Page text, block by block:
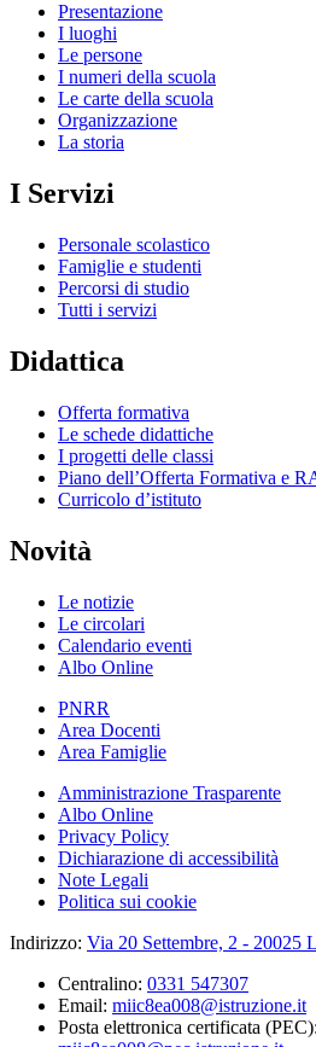
Presentazione
I luoghi
Le persone
I numeri della scuola
Le carte della scuola
Organizzazione
La storia
I Servizi
Personale scolastico
Famiglie e studenti
Percorsi di studio
Tutti i servizi
Didattica
Offerta formativa
Le schede didattiche
I progetti delle classi
Piano dell’Offerta Formativa e
Curricolo d’istituto
Novità
Le notizie
Le circolari
Calendario eventi
Albo Online
PNRR
Area Docenti
Area Famiglie
Amministrazione Trasparente
Albo Online
Privacy Policy
Dichiarazione di accessibilità
Note Legali
Politica sui cookie
Indirizzo: Via 20 Settembre, 2 - 20025
Centralino: 0331 547307
Email: miic8ea008@istruzione.it
Posta elettronica certificata (PEC):